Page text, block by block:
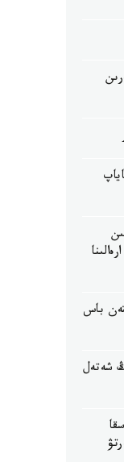
باس
وتپەك بولعان 4 مىڭ شەتەل
گرادۋسقا